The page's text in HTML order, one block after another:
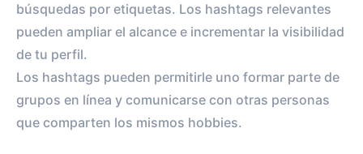
búsquedas por etiquetas. Los hashtags relevantes
pueden ampliar el alcance e incrementar la visibilidad
de tu perfil.
Los hashtags pueden permitirle uno formar parte de
grupos en línea y comunicarse con otras personas
que comparten los mismos hobbies.